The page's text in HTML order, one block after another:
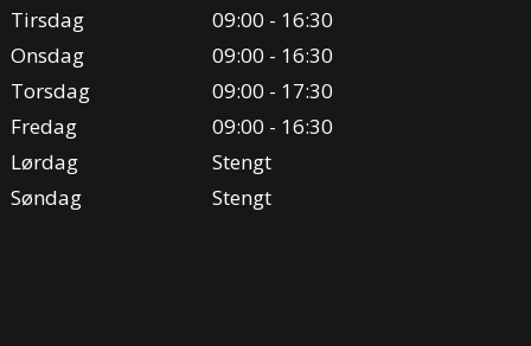
Tirsdag
09:00 - 16:30
Onsdag
09:00 - 16:30
Torsdag
09:00 - 17:30
Fredag
09:00 - 16:30
Lørdag
Stengt
Søndag
Stengt